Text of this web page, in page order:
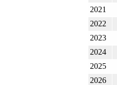
2021
2022
2023
2024
2025
2026